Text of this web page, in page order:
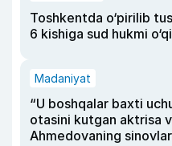
Toshkentda o‘pirilib
6 kishiga sud hukmi
Madaniyat
“U boshqalar baxti
otasini kutgan aktrisa
Ahmedovaning